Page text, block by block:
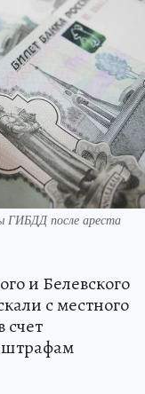
ГИБДД после ареста
и Белевского
с местного
счет
штрафам